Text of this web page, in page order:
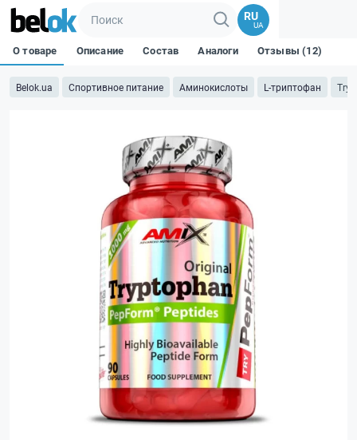
RU
UA
Belok.ua Спортивное питание Аминокислоты L-триптофан
О товаре Описание Состав Аналоги Отзывы (12)